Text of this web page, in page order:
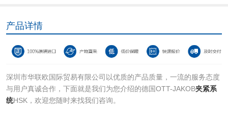
产品详情
深圳市华联欧国际贸易有限公司以优质的产品质量，一流的服务态度
与用户真诚合作，下面就是我们为您介绍的德国OTT-JAKOB夹紧系
统HSK，欢迎您随时来找我们咨询。